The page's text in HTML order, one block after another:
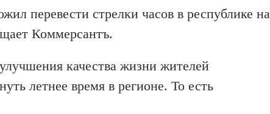
перевести стрелки часов в республике на
Коммерсантъ.
качества жизни жителей
летнее время в регионе. То есть